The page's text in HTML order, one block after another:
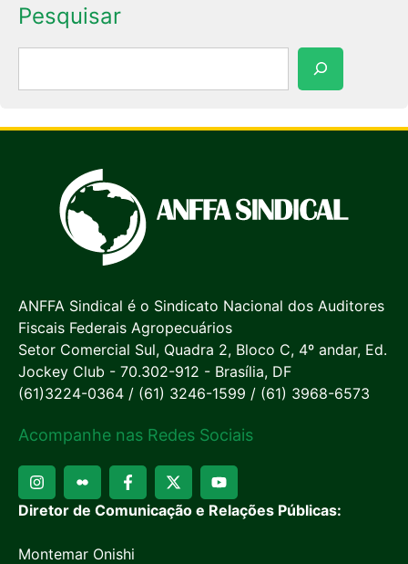
Pesquisar
ANFFA Sindical é o Sindicato Nacional dos Auditores
Fiscais Federais Agropecuários
Setor Comercial Sul, Quadra 2, Bloco C, 4º andar, Ed.
Jockey Club - 70.302-912 - Brasília, DF
(61)3224-0364 / (61) 3246-1599 / (61) 3968-6573
Acompanhe nas Redes Sociais
Diretor de Comunicação e Relações Públicas:
Montemar Onishi